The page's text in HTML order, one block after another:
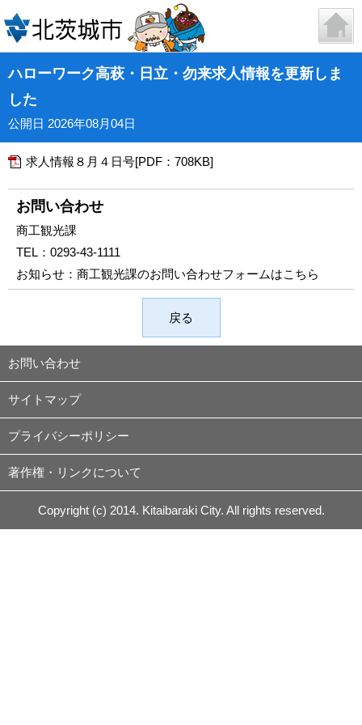
ハローワーク高萩・日立・勿来求人情報を更新しま
した
公開日 2026年08月04日
求人情報８月４日号[PDF：708KB]
お問い合わせ
商工観光課
TEL： 0293-43-1111
お知らせ： 商工観光課のお問い合わせフォームはこちら
戻る
お問い合わせ
サイトマップ
プライバシーポリシー
著作権・リンクについて
Copyright (c) 2014. Kitaibaraki City. All rights reserved.